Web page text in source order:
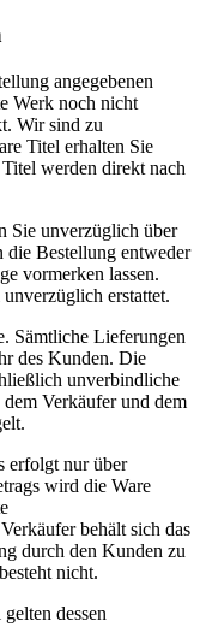
angegebenen
Werk noch nicht
Wir sind zu
Titel erhalten Sie
werden direkt nach
Sie unverzüglich über
die Bestellung entweder
vormerken lassen.
erstattet.
Sämtliche Lieferungen
des Kunden. Die
unverbindliche
Verkäufer und dem
erfolgt nur über
wird die Ware
behält sich das
durch den Kunden zu
nicht.
dessen